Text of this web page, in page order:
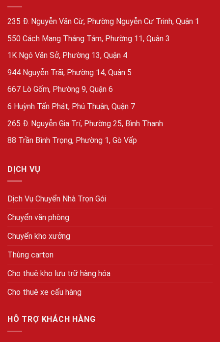
235 Đ. Nguyễn Văn Cừ, Phường Nguyễn Cư Trinh, Quận 1
550 Cách Mạng Tháng Tám, Phường 11, Quận 3
1K Ngô Văn Sở, Phường 13, Quận 4
944 Nguyễn Trãi, Phường 14, Quận 5
667 Lò Gốm, Phường 9, Quận 6
6 Huỳnh Tấn Phát, Phú Thuận, Quận 7
265 Đ. Nguyễn Gia Trí, Phường 25, Bình Thạnh
88 Trần Bình Trọng, Phường 1, Gò Vấp
DỊCH VỤ
Dịch Vụ Chuyển Nhà Trọn Gói
Chuyển văn phòng
Chuyển kho xưởng
Thùng carton
Cho thuê kho lưu trữ hàng hóa
Cho thuê xe cẩu hàng
HỖ TRỢ KHÁCH HÀNG